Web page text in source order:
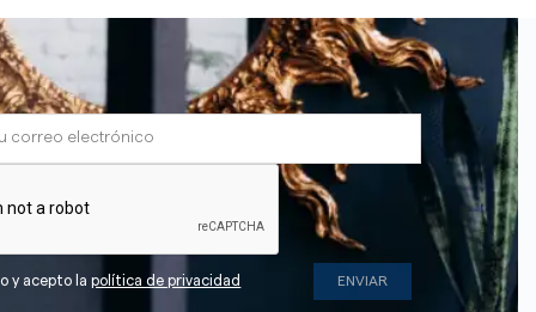
y acepto lapolítica de privacidad